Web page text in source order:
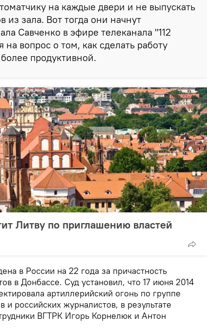
на каждые двери и не выпускать
из зала. Вот тогда они начнут
Савченко в эфире телеканала "112
на вопрос о том, как сделать работу
продуктивной.
Литву по приглашению властей
в России на 22 года за причастность
в Донбассе. Суд установил, что 17 июня 2014
артиллерийский огонь по группе
и российских журналистов, в результате
ВГТРК Игорь Корнелюк и Антон